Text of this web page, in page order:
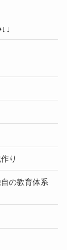
り
の教育体系